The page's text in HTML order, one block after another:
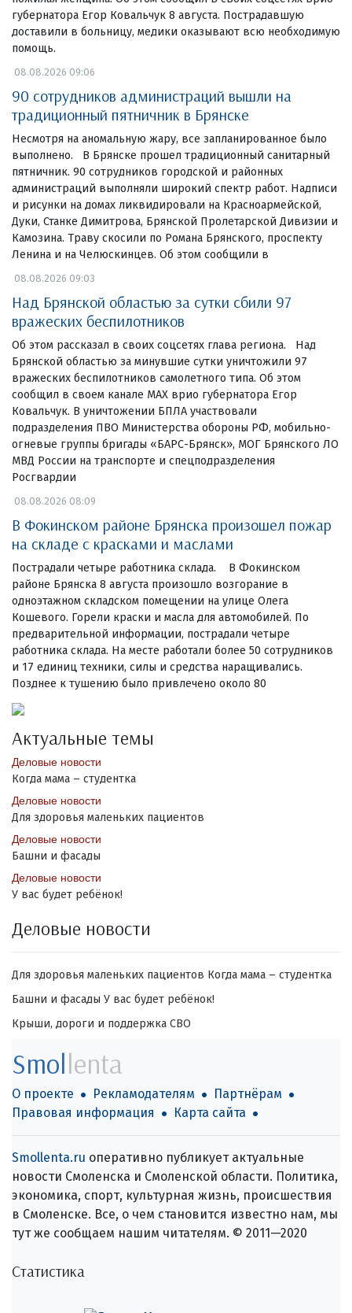
губернатора Егор Ковальчук 8 августа. Пострадавшую
доставили в больницу, медики оказывают всю необходимую
помощь.
08.08.2026 09:06
90 сотрудников администраций вышли на
традиционный пятничник в Брянске
Несмотря на аномальную жару, все запланированное было
выполнено. В Брянске прошел традиционный санитарный
пятничник. 90 сотрудников городской и районных
администраций выполняли широкий спектр работ. Надписи
и рисунки на домах ликвидировали на Красноармейской,
Дуки, Станке Димитрова, Брянской Пролетарской Дивизии и
Камозина. Траву скосили по Романа Брянского, проспекту
Ленина и на Челюскинцев. Об этом сообщили в
08.08.2026 09:03
Над Брянской областью за сутки сбили 97
вражеских беспилотников
Об этом рассказал в своих соцсетях глава региона. Над
Брянской областью за минувшие сутки уничтожили 97
вражеских беспилотников самолетного типа. Об этом
сообщил в своем канале МАХ врио губернатора Егор
Ковальчук. В уничтожении БПЛА участвовали
подразделения ПВО Министерства обороны РФ, мобильно-
огневые группы бригады «БАРС-Брянск», МОГ Брянского ЛО
МВД России на транспорте и спецподразделения
Росгвардии
08.08.2026 08:09
В Фокинском районе Брянска произошел пожар
на складе с красками и маслами
Пострадали четыре работника склада. В Фокинском
районе Брянска 8 августа произошло возгорание в
одноэтажном складском помещении на улице Олега
Кошевого. Горели краски и масла для автомобилей. По
предварительной информации, пострадали четыре
работника склада. На месте работали более 50 сотрудников
и 17 единиц техники, силы и средства наращивались.
Позднее к тушению было привлечено около 80
Актуальные темы
Деловые новости
Когда мама – студентка
Деловые новости
Для здоровья маленьких пациентов
Деловые новости
Башни и фасады
Деловые новости
У вас будет ребёнок!
Деловые новости
Для здоровья маленьких пациентов Когда мама – студентка
Башни и фасады У вас будет ребёнок!
Крыши, дороги и поддержка СВО
Smollenta
О проекте Рекламодателям
Партнёрам
Правовая информация
Карта сайта
Smollenta.ru оперативно публикует актуальные
новости Смоленска и Смоленской области. Политика,
экономика, спорт, культурная жизнь, происшествия
в Смоленске. Все, о чем становится известно нам, мы
тут же сообщаем нашим читателям. © 2011—2020
Статистика